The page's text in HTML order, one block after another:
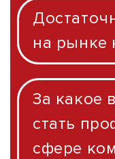
на рынке
За какое
стать
сфере